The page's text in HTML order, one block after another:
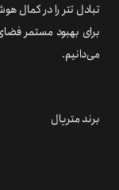
تبادل تتر را در کمال
برای بهبود مستمر
می‌دانیم.
برند متریال